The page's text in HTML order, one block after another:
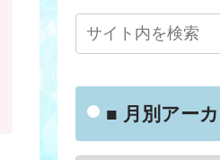
■ 月別アー